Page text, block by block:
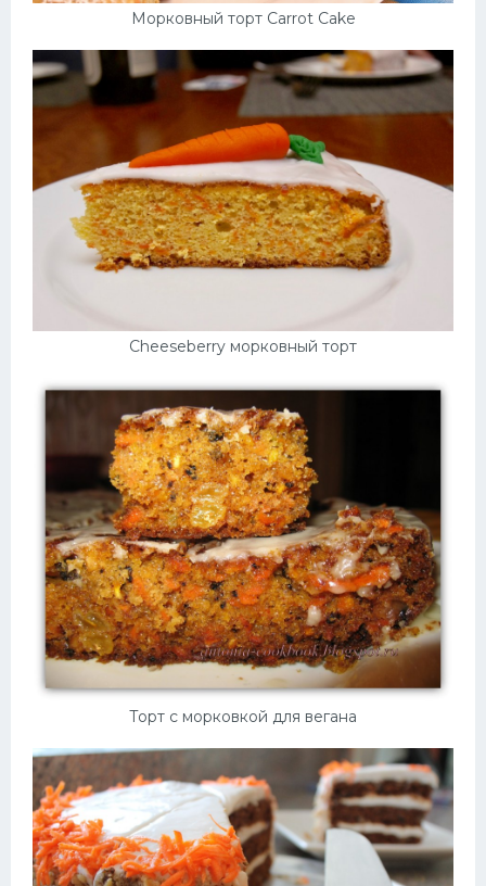
Морковный торт Carrot Cake
Cheeseberry морковный торт
Торт с морковкой для вегана